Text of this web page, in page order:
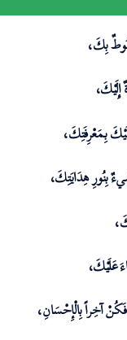
بِكَ،
بِـمَعْرِفَتِكَ،
بِنُورِ هِدَایَتِكَ،
عَلَیْكَ،
آخِراً بِالْإِحْسَانِ،